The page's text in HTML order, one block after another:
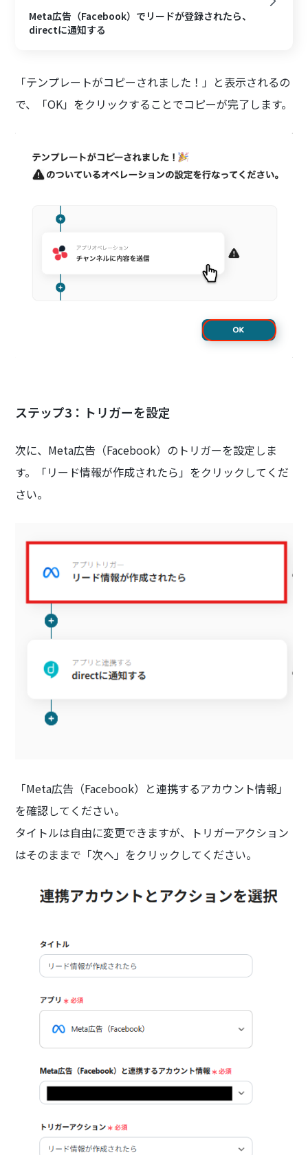
Meta広告（Facebook）でリードが登録されたら、
directに通知する
「テンプレートがコピーされました！」と表示されるの
で、「OK」をクリックすることでコピーが完了します。
ステップ3：トリガーを設定
次に、Meta広告（Facebook）のトリガーを設定しま
す。「リード情報が作成されたら」をクリックしてくだ
さい。
「Meta広告（Facebook）と連携するアカウント情報」
を確認してください。
タイトルは自由に変更できますが、トリガーアクション
はそのままで「次へ」をクリックしてください。